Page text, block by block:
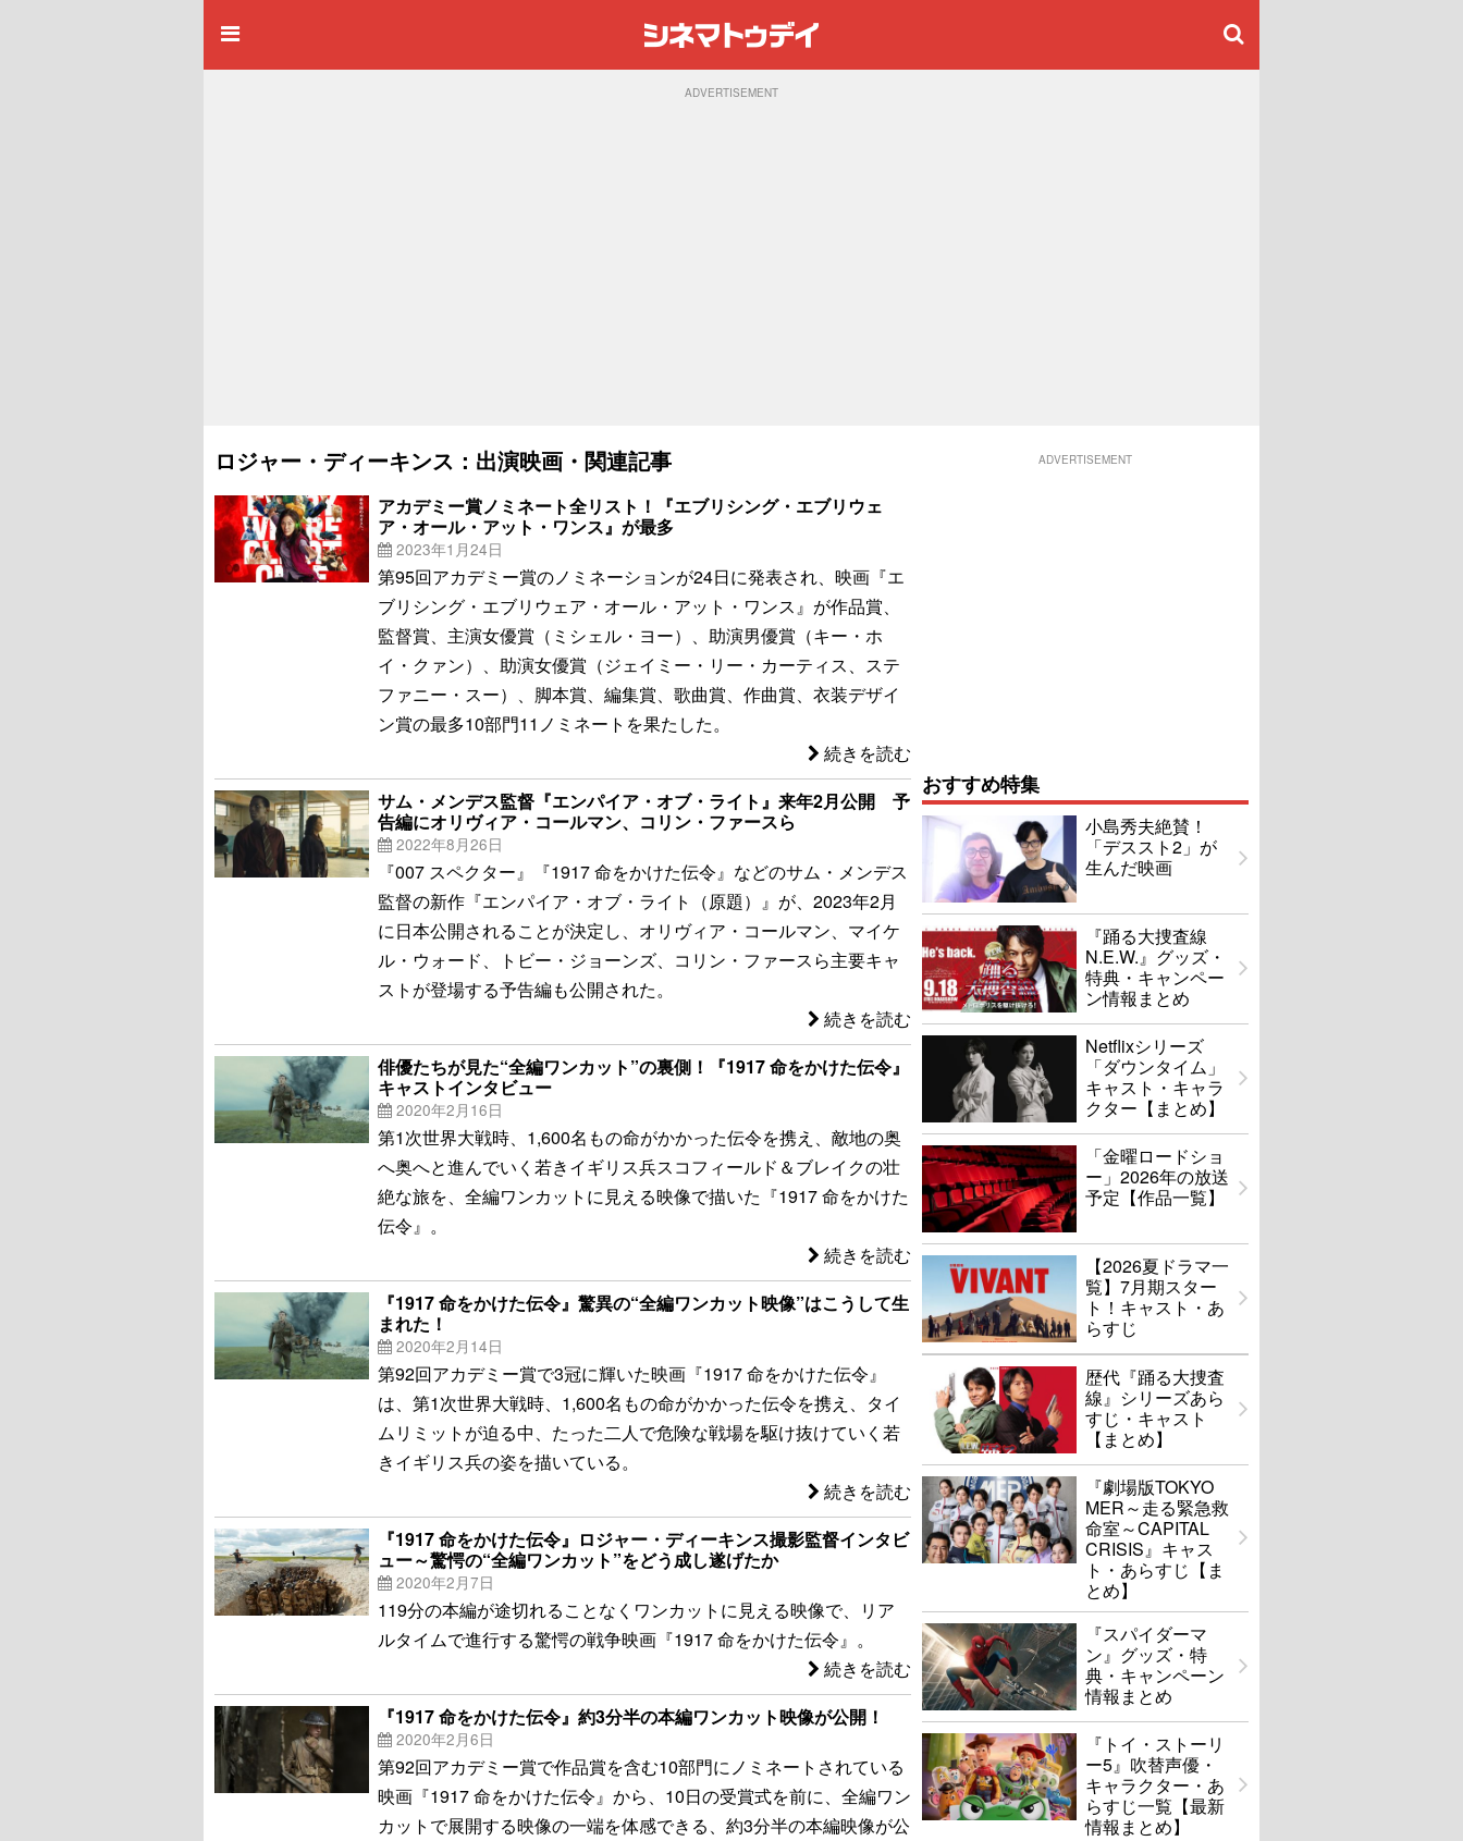
ADVERTISEMENT
ロジャー・ディーキンス：出演映画・関連記事
アカデミー賞ノミネート全リスト！『エブリシング・エブリウェ
ア・オール・アット・ワンス』が最多
2023年1月24日
第95回アカデミー賞のノミネーションが24日に発表され、映画『エ
ブリシング・エブリウェア・オール・アット・ワンス』が作品賞、
監督賞、主演女優賞（ミシェル・ヨー）、助演男優賞（キー・ホ
イ・クァン）、助演女優賞（ジェイミー・リー・カーティス、ステ
ファニー・スー）、脚本賞、編集賞、歌曲賞、作曲賞、衣装デザイ
ン賞の最多10部門11ノミネートを果たした。
続きを読む
サム・メンデス監督『エンパイア・オブ・ライト』来年2月公開 予
告編にオリヴィア・コールマン、コリン・ファースら
2022年8月26日
『007 スペクター』『1917 命をかけた伝令』などのサム・メンデス
監督の新作『エンパイア・オブ・ライト（原題）』が、2023年2月
に日本公開されることが決定し、オリヴィア・コールマン、マイケ
ル・ウォード、トビー・ジョーンズ、コリン・ファースら主要キャ
ストが登場する予告編も公開された。
続きを読む
俳優たちが見た“全編ワンカット”の裏側！『1917 命をかけた伝令』
キャストインタビュー
2020年2月16日
第1次世界大戦時、1,600名もの命がかかった伝令を携え、敵地の奥
へ奥へと進んでいく若きイギリス兵スコフィールド＆ブレイクの壮
絶な旅を、全編ワンカットに見える映像で描いた『1917 命をかけた
伝令』。
続きを読む
『1917 命をかけた伝令』驚異の“全編ワンカット映像”はこうして生
まれた！
2020年2月14日
第92回アカデミー賞で3冠に輝いた映画『1917 命をかけた伝令』
は、第1次世界大戦時、1,600名もの命がかかった伝令を携え、タイ
ムリミットが迫る中、たった二人で危険な戦場を駆け抜けていく若
きイギリス兵の姿を描いている。
続きを読む
『1917 命をかけた伝令』ロジャー・ディーキンス撮影監督インタビ
ュー～驚愕の“全編ワンカット”をどう成し遂げたか
2020年2月7日
119分の本編が途切れることなくワンカットに見える映像で、リア
ルタイムで進行する驚愕の戦争映画『1917 命をかけた伝令』。
続きを読む
『1917 命をかけた伝令』約3分半の本編ワンカット映像が公開！
2020年2月6日
第92回アカデミー賞で作品賞を含む10部門にノミネートされている
映画『1917 命をかけた伝令』から、10日の受賞式を前に、全編ワン
カットで展開する映像の一端を体感できる、約3分半の本編映像が公
ADVERTISEMENT
おすすめ特集
小島秀夫絶賛！
「デススト2」が
生んだ映画
『踊る大捜査線
N.E.W.』グッズ・
特典・キャンペー
ン情報まとめ
Netflixシリーズ
「ダウンタイム」
キャスト・キャラ
クター【まとめ】
「金曜ロードショ
ー」2026年の放送
予定【作品一覧】
【2026夏ドラマ一
覧】7月期スター
ト！キャスト・あ
らすじ
歴代『踊る大捜査
線』シリーズあら
すじ・キャスト
【まとめ】
『劇場版TOKYO
MER～走る緊急救
命室～CAPITAL
CRISIS』キャス
ト・あらすじ【ま
とめ】
『スパイダーマ
ン』グッズ・特
典・キャンペーン
情報まとめ
『トイ・ストーリ
ー5』吹替声優・
キャラクター・あ
らすじ一覧【最新
情報まとめ】